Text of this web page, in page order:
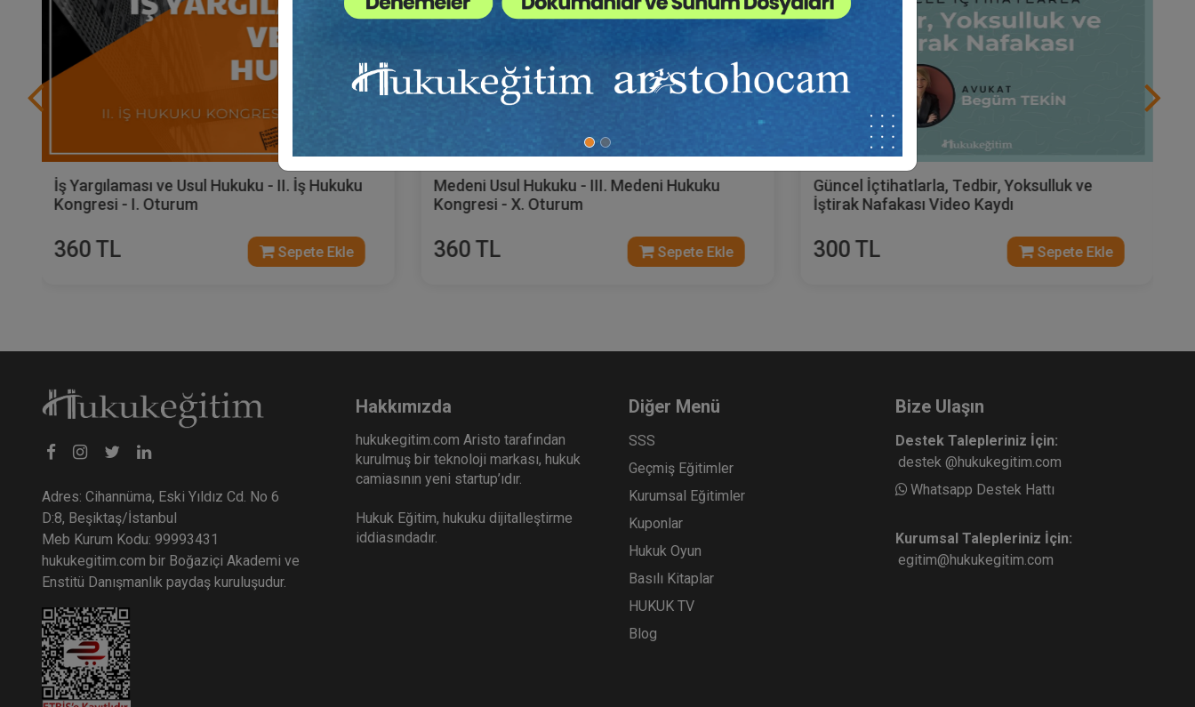
İş Yargılaması ve Usul Hukuku - II. İş Hukuku
Kongresi - I. Oturum
360 TL Sepete Ekle
Medeni Usul Hukuku - III. Medeni Hukuku
Kongresi - X. Oturum
360 TL Sepete Ekle
Güncel İçtihatlarla, Tedbir, Yoksulluk ve
İştirak Nafakası Video Kaydı
300 TL Sepete Ekle
Adres: Cihannüma, Eski Yıldız Cd. No 6
D:8, Beşiktaş/İstanbul
Meb Kurum Kodu: 99993431
hukukegitim.com bir Boğaziçi Akademi ve
Enstitü Danışmanlık paydaş kuruluşudur.
Hakkımızda
hukukegitim.com Aristo tarafından
kurulmuş bir teknoloji markası, hukuk
camiasının yeni startup’ıdır.
Hukuk Eğitim, hukuku dijitalleştirme
iddiasındadır.
Diğer Menü
SSS
Geçmiş Eğitimler
Kurumsal Eğitimler
Kuponlar
Hukuk Oyun
Basılı Kitaplar
HUKUK TV
Blog
Bize Ulaşın
Destek Talepleriniz İçin:
destek @hukukegitim.com
Whatsapp Destek Hattı
Kurumsal Talepleriniz İçin:
egitim@hukukegitim.com